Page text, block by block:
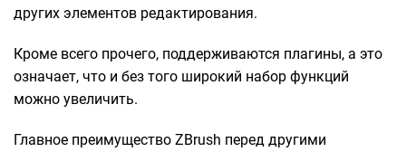
других элементов редактирования.
Кроме всего прочего, поддерживаются плагины, а это
означает, что и без того широкий набор функций
можно увеличить.
Главное преимущество ZBrush перед другими